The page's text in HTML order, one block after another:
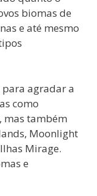
biomas de
e até mesmo
agradar a
como
mas também
Moonlight
Mirage.
e